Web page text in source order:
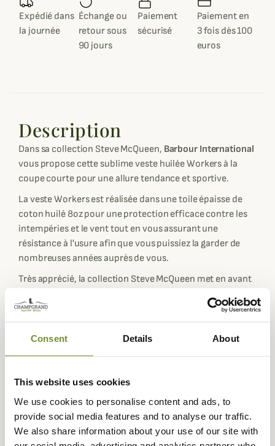
Consent Details About
This website uses cookies
We use cookies to personalise content and ads, to
provide social media features and to analyse our traffic.
We also share information about your use of our site with
Expédié dans
la journée
Échange ou
retour sous
90 jours
Paiement
sécurisé
Paiement en
3 fois dès 100
euros
Description
Dans sa collection Steve McQueen, Barbour International
vous propose cette sublime veste huilée Workers à la
coupe courte pour une allure tendance et sportive.
La veste Workers est réalisée dans une toile épaisse de
coton huilé 8oz pour une protection efficace contre les
intempéries et le vent tout en vous assurant une
résistance à l'usure afin que vous puissiez la garder de
nombreuses années auprès de vous.
Très apprécié, la collection Steve McQueen met en avant
collaborait durant les années 60-70. Vous retrouverez un
écusson sur le haut gauche de la veste mettant en avant
la participation du pilote aux International Six Days
Enduro en combinaison Barbour International en 1964.
Pour une couche de chaleur supplémentaire, la veste
Workers est dotée d'une doublure matelassée en carré
qui vous protégera du froid, en plus d'être extrêmement
confortable.